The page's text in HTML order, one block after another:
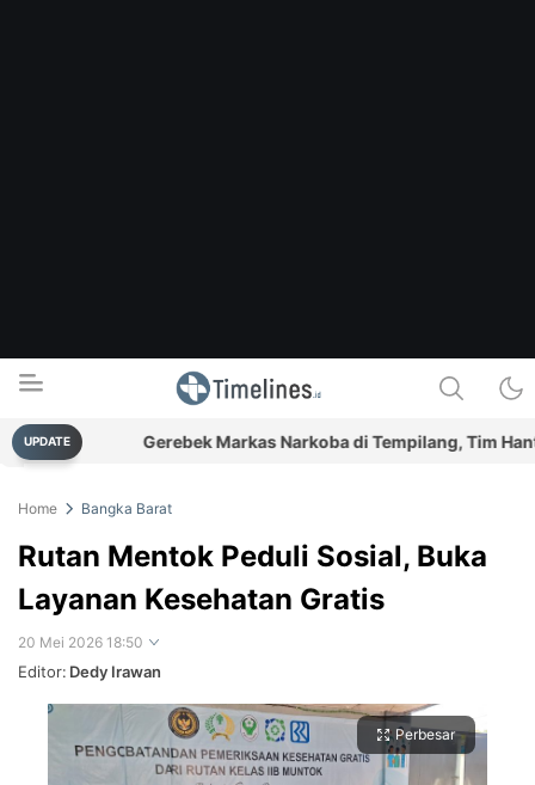
Timelines.id
Media Literasi, Sejarah & Budaya
UPDATE Gerebek Markas Narkoba di Tempilang, Tim Hantu
Home Bangka Barat
Rutan Mentok Peduli Sosial, Buka
Layanan Kesehatan Gratis
20 Mei 2026 18:50
Editor: Dedy Irawan
Perbesar